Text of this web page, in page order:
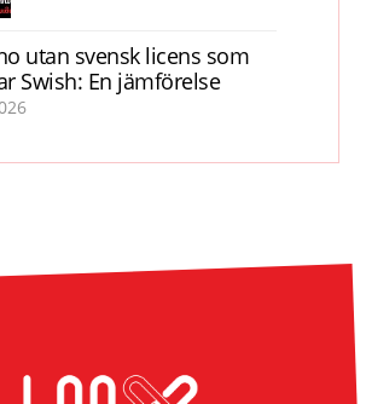
utan svensk licens som
Swish: En jämförelse